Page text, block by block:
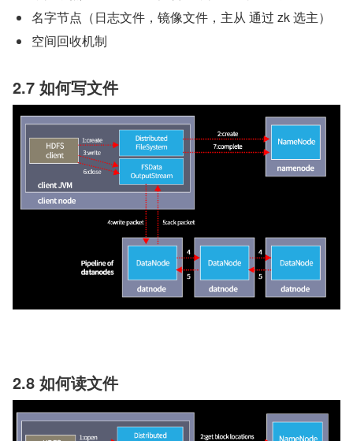
名字节点（日志文件，镜像文件，主从 通过 zk 选主）
空间回收机制
2.7 如何写文件
2.8 如何读文件